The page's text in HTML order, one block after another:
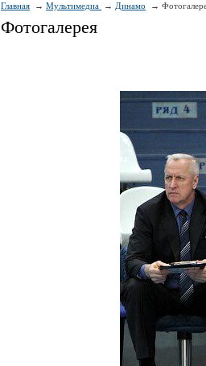
Главная Мультимедиа Динамо
Фотогалерея